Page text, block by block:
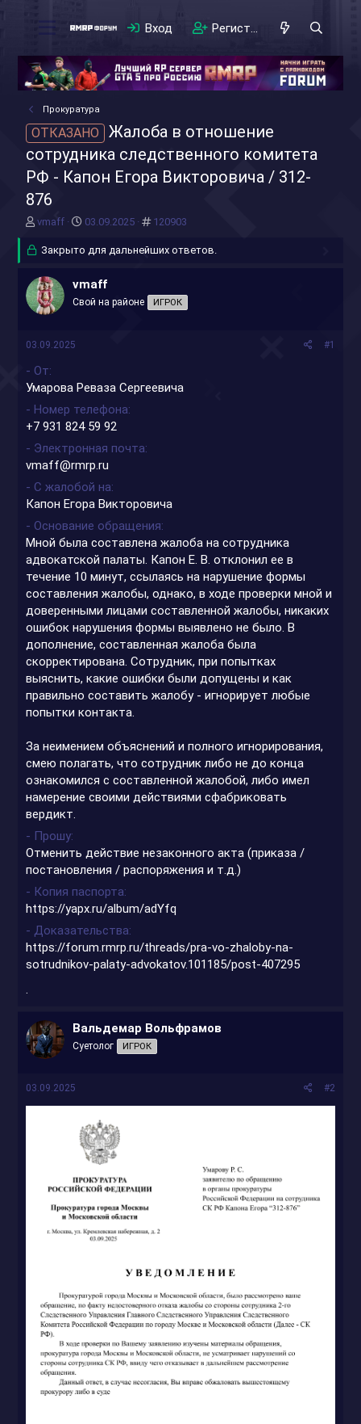
Вход Регистрация
Прокуратура
ОТКАЗАНО
Жалоба в отношение
сотрудника следственного комитета
РФ - Капон Егора Викторовича / 312-
876
А
т
р
т
е
vmaff
Д
т
н
ч
03.09.2025 #120903
Закрыто для дальнейших ответов.
vmaff
Свой на районе ИГРОК
03.09.2025 #1
- От
Умарова Реваза Сергеевича
- Номер телефона
+7 931 824 59 92
- Электронная почта
vmaff@rmrp.ru
- С жалобой на
Капон Егора Викторовича
- Основание обращения
Мной была составлена жалоба на сотрудника
адвокатской палаты. Капон Е. В. отклонил ее в
течение 10 минут, ссылаясь на нарушение формы
составления жалобы, однако, в ходе проверки мной и
доверенными лицами составленной жалобы, никаких
ошибок нарушения формы выявлено не было. В
дополнение, составленная жалоба была
скорректирована. Сотрудник, при попытках
выяснить, какие ошибки были допущены и как
правильно составить жалобу - игнорирует любые
попытки контакта.
За неимением объяснений и полного игнорирования,
смею полагать, что сотрудник либо не до конца
ознакомился с составленной жалобой, либо имел
намерение своими действиями сфабриковать
вердикт.
- Прошу
Отменить действие незаконного акта (приказа /
постановления / распоряжения и т.д.)
- Копия паспорта
https://yapx.ru/album/adYfq
- Доказательства
https://forum.rmrp.ru/threads/pra-vo-zhaloby-na-
sotrudnikov-palaty-advokatov.101185/post-407295
.
Вальдемар Вольфрамов
Суетолог ИГРОК
03.09.2025 #2